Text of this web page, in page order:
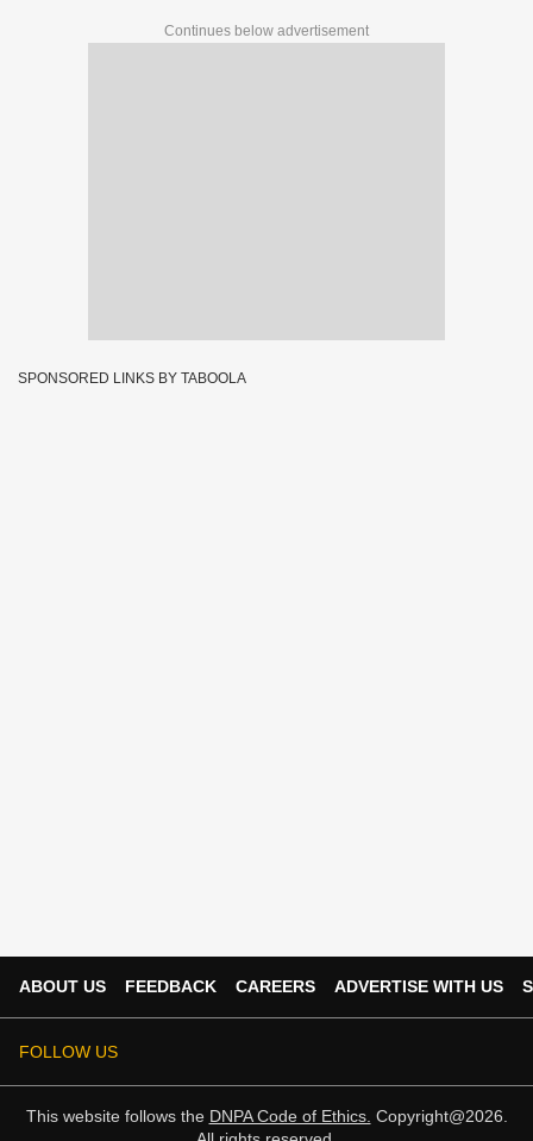
Continues below advertisement
SPONSORED LINKS BY TABOOLA
ABOUT US FEEDBACK CAREERS ADVERTISE WITH US
FOLLOW US
This website follows the DNPA Code of Ethics. Copyright@2026.